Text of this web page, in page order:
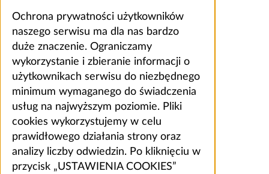
Ochrona prywatności użytkowników
naszego serwisu ma dla nas bardzo
duże znaczenie. Ograniczamy
wykorzystanie i zbieranie informacji o
użytkownikach serwisu do niezbędnego
minimum wymaganego do świadczenia
usług na najwyższym poziomie. Pliki
cookies wykorzystujemy w celu
prawidłowego działania strony oraz
analizy liczby odwiedzin. Po kliknięciu w
przycisk „USTAWIENIA COOKIES”